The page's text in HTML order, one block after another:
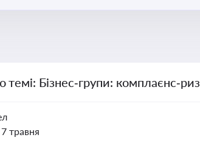
Бізнес‑групи:
травня